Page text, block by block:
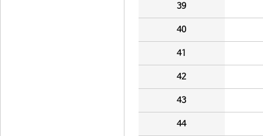
39
40
41
42
43
44